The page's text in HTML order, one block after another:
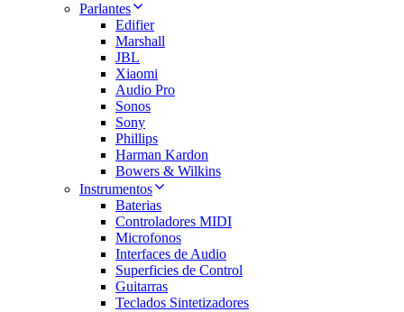
Parlantes
Edifier
Marshall
JBL
Xiaomi
Audio Pro
Sonos
Sony
Phillips
Harman Kardon
Bowers & Wilkins
Instrumentos
Baterias
Controladores MIDI
Microfonos
Interfaces de Audio
Superficies de Control
Guitarras
Teclados Sintetizadores